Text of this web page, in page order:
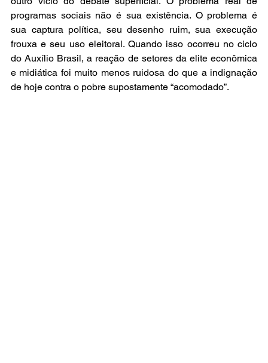
programas sociais não é sua existência. O problema é
sua captura política, seu desenho ruim, sua execução
frouxa e seu uso eleitoral. Quando isso ocorreu no ciclo
do Auxílio Brasil, a reação de setores da elite econômica
e midiática foi muito menos ruidosa do que a indignação
de hoje contra o pobre supostamente “acomodado”.